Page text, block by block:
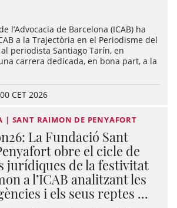
l’Advocacia de Barcelona (ICAB) ha
a la Trajectòria en el Periodisme del
periodista Santiago Tarín, en
carrera dedicada, en bona part, a la
CET 2026
| SANT RAIMON DE PENYAFORT
La Fundació Sant
obre el cicle de
jurídiques de la festivitat
a l’ICAB analitzant les
i els seus reptes ...